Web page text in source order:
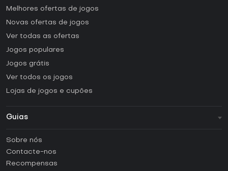
Melhores ofertas de jogos
Novas ofertas de jogos
Ver todas as ofertas
Jogos populares
Jogos grátis
Ver todos os jogos
Lojas de jogos e cupões
Guias
Como ativar uma CD Key Steam?
Sobre nós
Contacte-nos
Recompensas